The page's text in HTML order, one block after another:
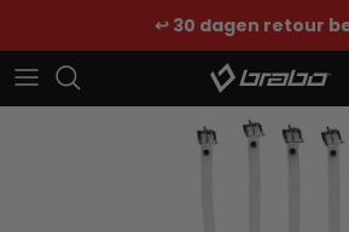
↩️ 30 dagen retour